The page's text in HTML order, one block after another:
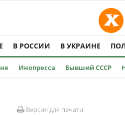
В РОССИИ В УКРАИНЕ
Инопресса Бывший СССР
Версия для печати